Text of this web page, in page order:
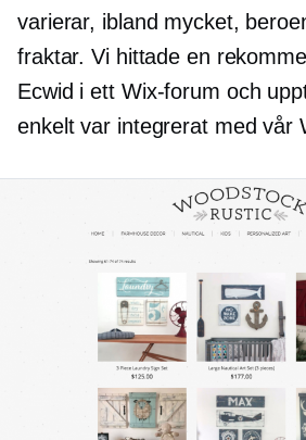
varierar, ibland mycket,
fraktar. Vi hittade en
Ecwid i ett Wix-forum och
enkelt var integrerat med vår